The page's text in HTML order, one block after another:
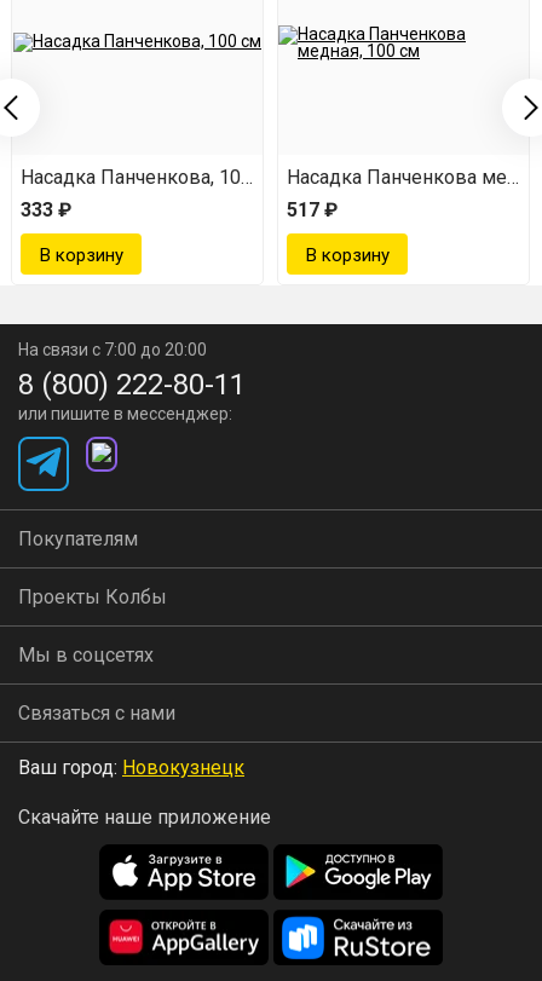
мм) нерж 500 г
Насадка Панченкова, 100 см
333 ₽
Насадка Панченкова
517 ₽
На связи с 7:00 до 20:00
8 (800) 222-80-11
или пишите в мессенджер:
Покупателям
Проекты Колбы
Мы в соцсетях
Связаться с нами
Ваш город: Новокузнецк
Скачайте наше приложение